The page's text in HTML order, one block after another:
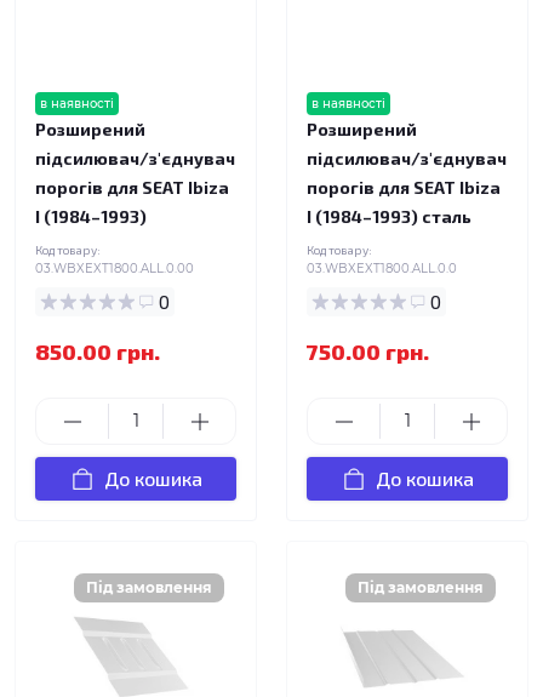
в наявності
Розширений
підсилювач/з'єднувач
порогів для SEAT Ibiza
I (1984–1993)
Код товару:
03.WBXEXT1800.ALL.0.00
0
850.00 грн.
До кошика
в наявності
Розширений
підсилювач/з'єднувач
порогів для SEAT Ibiza
I (1984–1993) сталь
Код товару:
03.WBXEXT1800.ALL.0.0
0
750.00 грн.
До кошика